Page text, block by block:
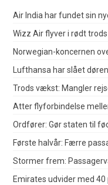
Air India har fundet sin
Wizz Air flyver i rødt
Norwegian-koncernen
Lufthansa har slået
Trods vækst: Mangler
Atter flyforbindelse
Ordfører: Gør staten til
Første halvår: Færre
Stormer frem:
Emirates udvider med